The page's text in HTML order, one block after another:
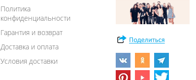
Политика
конфиденциальности
Гарантия и возврат
Доставка и оплата
Условия доставки